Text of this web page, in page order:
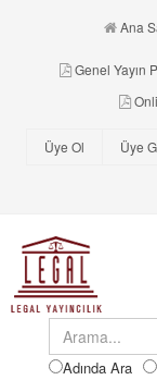
Ana
Genel Yayın
Üye Ol Üye
Adında Ara